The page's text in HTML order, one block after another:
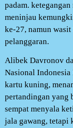
padam.
meninjau
ke-27, namun
pelanggaran.
Alibek Davronov
Nasional Indonesia
kartu kuning,
pertandingan yang
sempat menyala
jala gawang, tetapi